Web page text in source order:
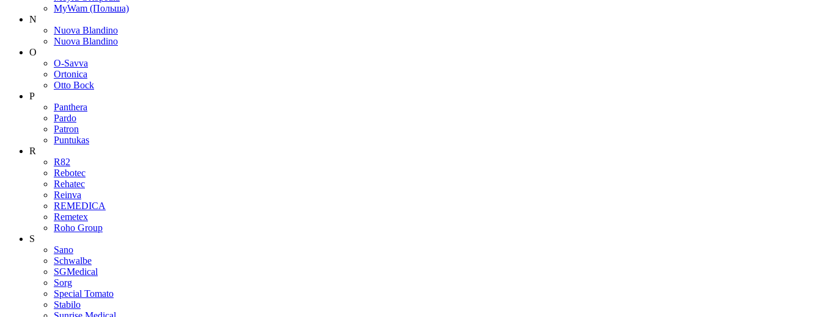
MyWam (Польша)
N
Nuova Blandino
Nuova Blandino
O
O-Savva
Ortonica
Otto Bock
P
Panthera
Pardo
Patron
Puntukas
R
R82
Rebotec
Rehatec
Reinva
REMEDICA
Remetex
Roho Group
S
Sano
Schwalbe
SGMedical
Sorg
Special Tomato
Stabilo